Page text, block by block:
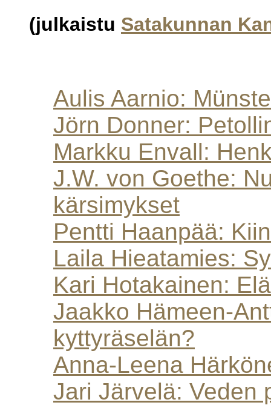
(julkaistu Satakunnan
Aulis Aarnio:
Jörn Donner:
Markku Envall:
J.W. von Goethe:
kärsimykset
Pentti Haanpää:
Laila Hieatamies:
Kari Hotakainen:
Jaakko Hämeen-
kyttyräselän?
Anna-Leena
Jari Järvelä: Veden